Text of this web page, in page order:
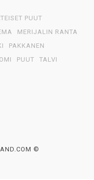
PUUT
MERIJALIN RANTA
PAKKANEN
PUUT
TALVI
©